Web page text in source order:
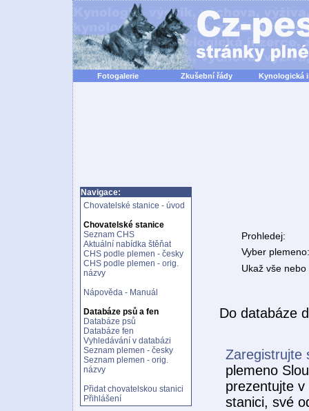
Fotogalerie Zkušební řády Kynologická
Navigace:
Chovatelské stanice - úvod
Chovatelské stanice
Seznam CHS
Aktuální nabídka štěňat
CHS podle plemen - česky
CHS podle plemen - orig.
názvy
Nápověda - Manuál
Databáze psů a fen
Databáze psů
Databáze fen
Vyhledávání v databázi
Seznam plemen - česky
Seznam plemen - orig.
názvy
Přidat chovatelskou stanici
Přihlášení
Prohledej:
Vyber plemeno:
Ukaž vše
Do databáze
Zaregistrujte
plemeno
prezentujte
stanici, své